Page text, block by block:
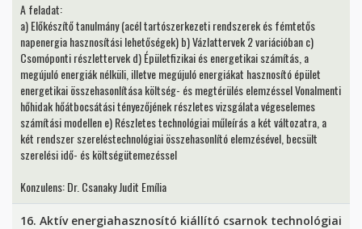
A feladat:
a) Előkészítő tanulmány (acél tartószerkezeti rendszerek és fémtetős
napenergia hasznosítási lehetőségek) b) Vázlattervek 2 variációban c)
Csomóponti részlettervek d) Épületfizikai és energetikai számítás, a
megújuló energiák nélküli, illetve megújuló energiákat hasznosító épület
energetikai összehasonlítása költség- és megtérülés elemzéssel Vonalmenti
hőhidak hőátbocsátási tényezőjének részletes vizsgálata végeselemes
számítási modellen e) Részletes technológiai műleírás a két változatra, a
két rendszer szereléstechnológiai összehasonlító elemzésével, becsült
szerelési idő- és költségütemezéssel
Konzulens: Dr. Csanaky Judit Emília
16. Aktív energiahasznosító kiállító csarnok technológiai